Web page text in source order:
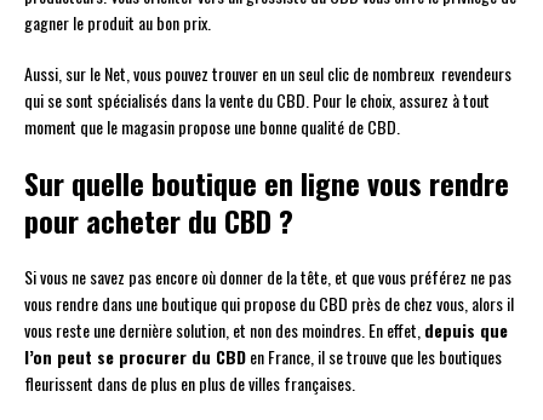
gagner le produit au bon prix.
Aussi, sur le Net, vous pouvez trouver en un seul clic de nombreux revendeurs
qui se sont spécialisés dans la vente du CBD. Pour le choix, assurez à tout
moment que le magasin propose une bonne qualité de CBD.
Sur quelle boutique en ligne vous rendre
pour acheter du CBD ?
Si vous ne savez pas encore où donner de la tête, et que vous préférez ne pas
vous rendre dans une boutique qui propose du CBD près de chez vous, alors il
vous reste une dernière solution, et non des moindres. En effet,depuis que
l’on peut se procurer du CBDen France, il se trouve que les boutiques
fleurissent dans de plus en plus de villes françaises.